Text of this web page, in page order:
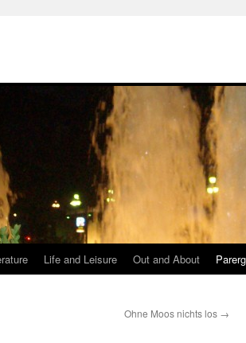
Life and Leisure Out and About
Ohne Moos nichts los →